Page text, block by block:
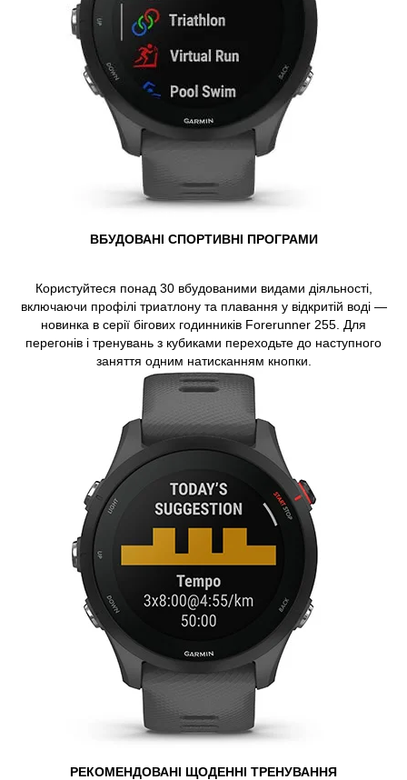
ВБУДОВАНІ СПОРТИВНІ ПРОГРАМИ
Користуйтеся понад 30 вбудованими видами діяльності,
включаючи профілі триатлону та плавання у відкритій воді —
новинка в серії бігових годинників Forerunner 255. Для
перегонів і тренувань з кубиками переходьте до наступного
заняття одним натисканням кнопки.
РЕКОМЕНДОВАНІ ЩОДЕННІ ТРЕНУВАННЯ